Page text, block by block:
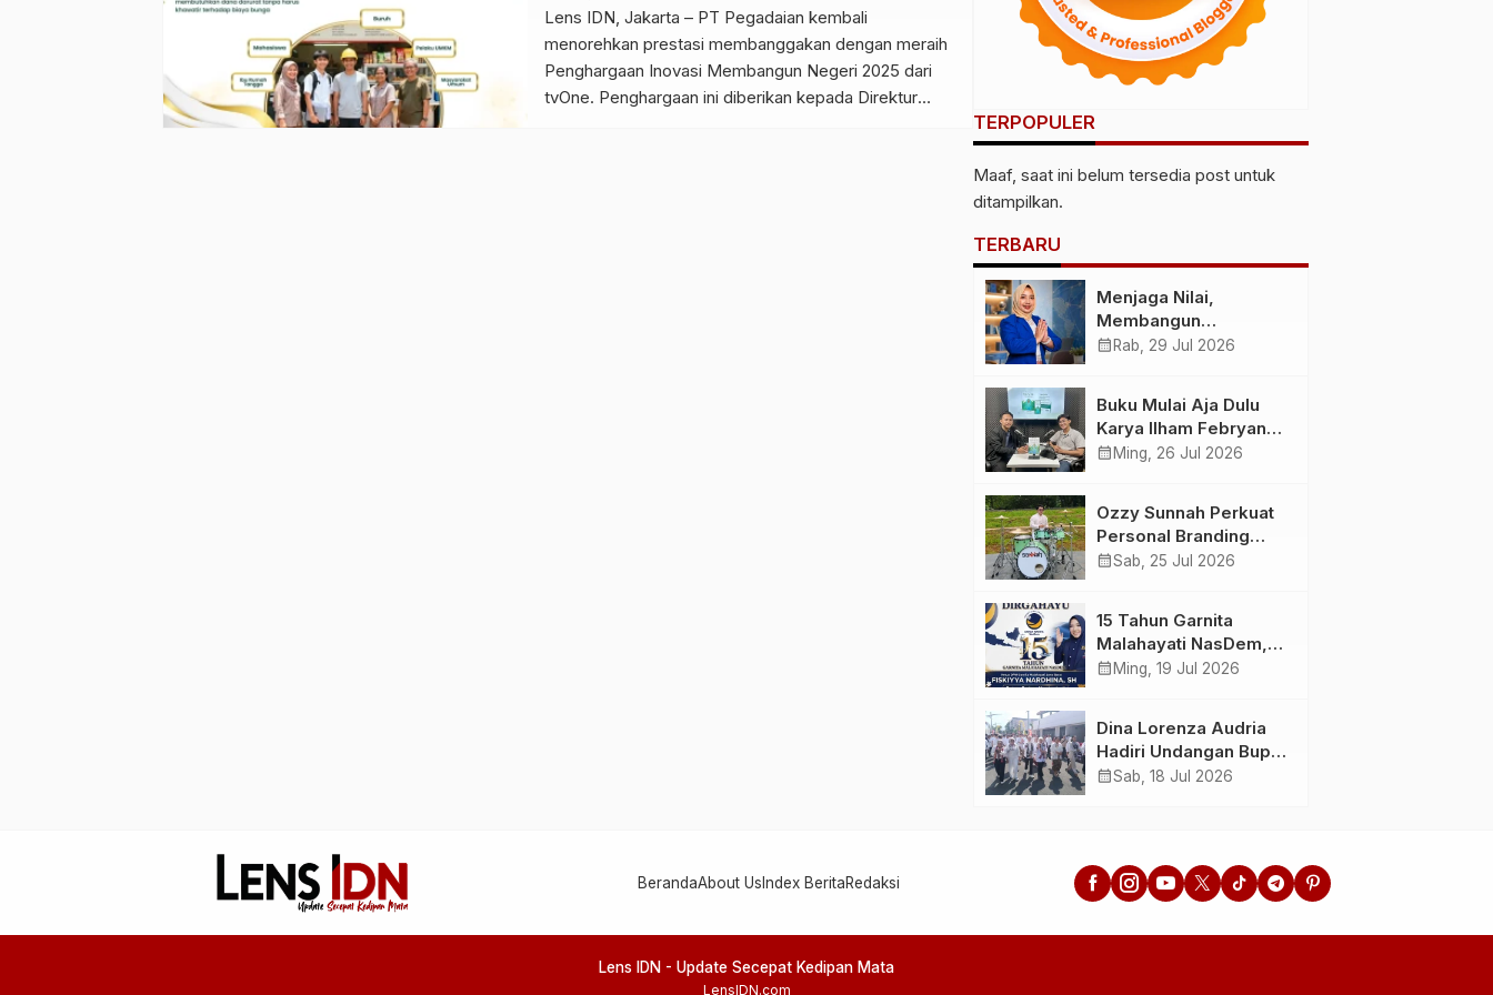
Lens IDN, Jakarta – PT Pegadaian kembali
menorehkan prestasi membanggakan dengan meraih
Penghargaan Inovasi Membangun Negeri 2025 dari
tvOne. Penghargaan ini diberikan kepada Direktur
TERPOPULER
Maaf, saat ini belum tersedia post untuk
ditampilkan.
TERBARU
Menjaga Nilai,
Membangun
Kemandirian
Ekonomi Perempuan
yang Berdaya,
Akuntabel dan
Ahlussunnah wal
Jamaah
calendar_month Rab, 29 Jul 2026
Buku Mulai Aja Dulu
Karya Ilham Febryan
Hadir, Dorong Anak
Bertindak
calendar_month Ming, 26 Jul 2026
Ozzy Sunnah Perkuat
Personal Branding
sebagai Drummer,
Video Klip AI “Jagalah
Cinta”
calendar_monthSab, 25 Jul 2026
15 Tahun Garnita
Malahayati NasDem,
Menginspirasi
calendar_month Ming, 19 Jul 2026
Dina Lorenza Audria
Hadiri Undangan Bupati
Banyuwangi, Saksikan
calendar_monthSab, 18 Jul 2026
BerandaAbout Us Index BeritaRedaksi
Lens IDN - Update Secepat Kedipan Mata
LensIDN.com